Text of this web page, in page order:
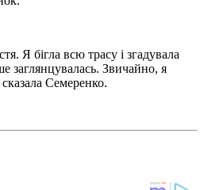
Я бігла всю трасу і згадувала
заглянцувалась. Звичайно, я
Семеренко.